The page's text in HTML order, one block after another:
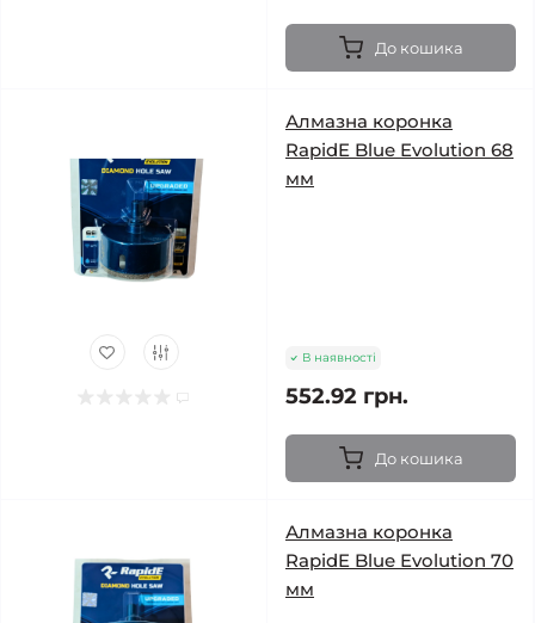
До кошика
Алмазна коронка
RapidE Blue Evolution 68
мм
В наявності
552.92 грн.
До кошика
Алмазна коронка
RapidE Blue Evolution 70
мм